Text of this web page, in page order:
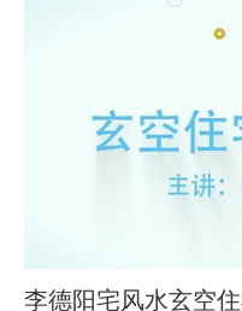
李德阳宅风水玄空